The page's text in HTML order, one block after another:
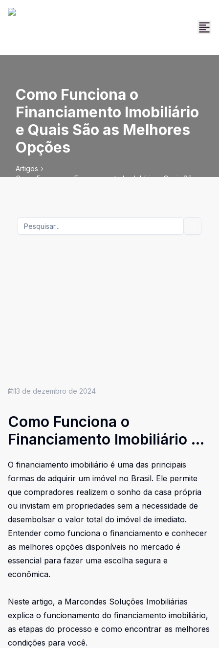
Como Funciona o
Financiamento Imobiliário
e Quais São as Melhores
Opções
Artigos
Como Funciona o Financiamento Imobiliário e Quais São
13 de dezembro de 2024
Como Funciona o
Financiamento Imobiliário e
Quais São as Melhores
Opções
O financiamento imobiliário é uma das principais
formas de adquirir um imóvel no Brasil. Ele permite
que compradores realizem o sonho da casa própria
ou invistam em propriedades sem a necessidade de
desembolsar o valor total do imóvel de imediato.
Entender como funciona o financiamento e conhecer
as melhores opções disponíveis no mercado é
essencial para fazer uma escolha segura e
econômica.
Neste artigo, a Marcondes Soluções Imobiliárias
explica o funcionamento do financiamento imobiliário,
as etapas do processo e como encontrar as melhores
condições para você.